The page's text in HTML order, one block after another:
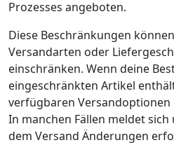
Prozesses angeboten.
Diese Beschränkungen
Versandarten oder
einschränken. Wenn deine
eingeschränkten Artikel
verfügbaren Versandoptionen
In manchen Fällen meldet
dem Versand Änderungen